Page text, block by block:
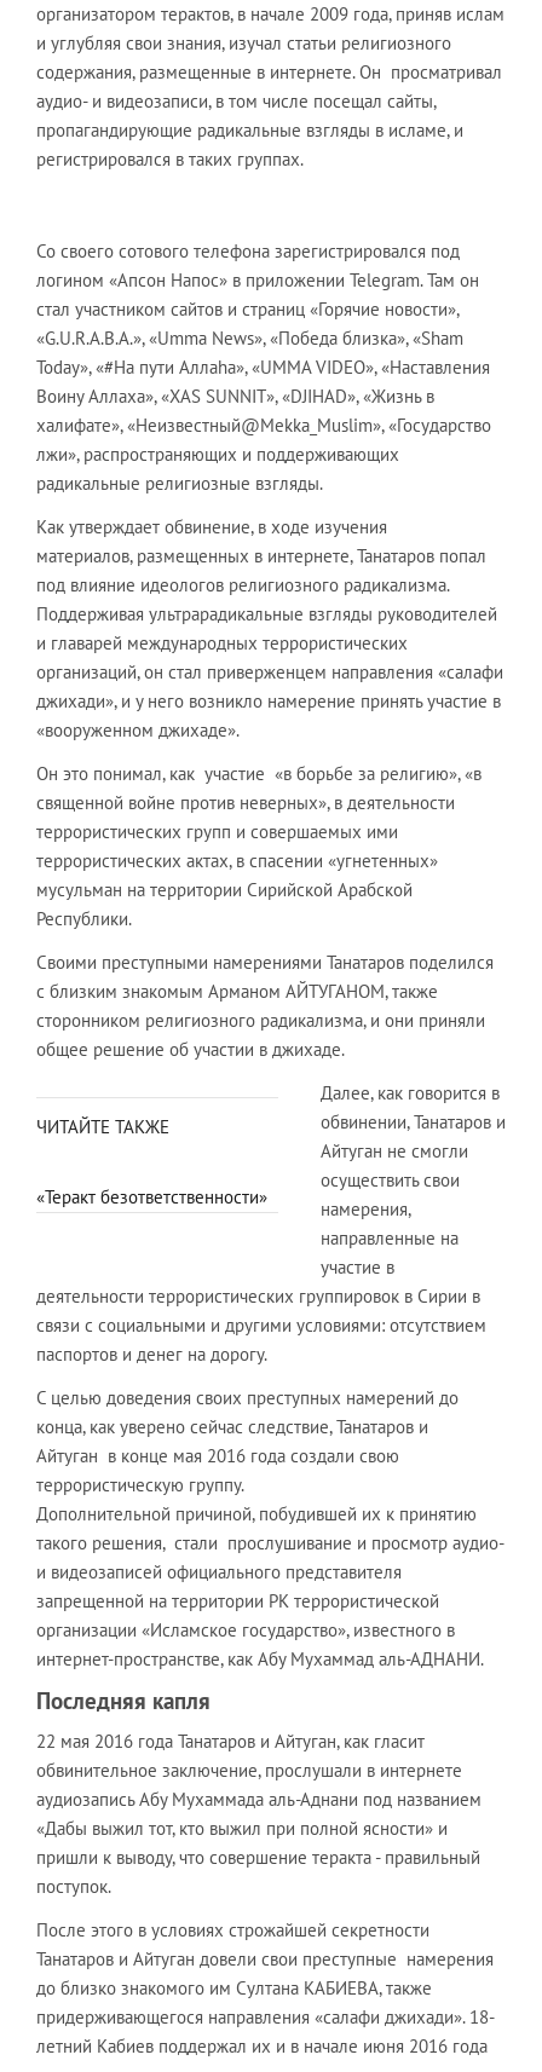
организатором терактов, в начале 2009 года, приняв ислам
и углубляя свои знания, изучал статьи религиозного
содержания, размещенные в интернете. Он просматривал
аудио- и видеозаписи, в том числе посещал сайты,
пропагандирующие радикальные взгляды в исламе, и
регистрировался в таких группах.
Со своего сотового телефона зарегистрировался под
логином «Апсон Напос» в приложении Telegram. Там он
стал участником сайтов и страниц «Горячие новости»,
«G.U.R.A.B.A.», «Umma News», «Победа близка», «Sham
Today», «#На пути Аллаhа», «UMMA VIDEO», «Наставления
Воину Аллаха», «XAS SUNNIT», «DJIHAD», «Жизнь в
халифате», «Неизвестный@Mekka_Muslim», «Государство
лжи», распространяющих и поддерживающих
радикальные религиозные взгляды.
Как утверждает обвинение, в ходе изучения
материалов, размещенных в интернете, Танатаров попал
под влияние идеологов религиозного радикализма.
Поддерживая ультрарадикальные взгляды руководителей
и главарей международных террористических
организаций, он стал приверженцем направления «салафи
джихади», и у него возникло намерение принять участие в
«вооруженном джихаде».
Он это понимал, как участие «в борьбе за религию», «в
священной войне против неверных», в деятельности
террористических групп и совершаемых ими
террористических актах, в спасении «угнетенных»
мусульман на территории Сирийской Арабской
Республики.
Своими преступными намерениями Танатаров поделился
с близким знакомым Арманом АЙТУГАНОМ, также
сторонником религиозного радикализма, и они приняли
общее решение об участии в джихаде.
ЧИТАЙТЕ ТАКЖЕ
«Теракт безответственности»
Далее, как говорится в
обвинении, Танатаров и
Айтуган не смогли
осуществить свои
намерения,
направленные на
участие в
деятельности террористических группировок в Сирии в
связи с социальными и другими условиями: отсутствием
паспортов и денег на дорогу.
С целью доведения своих преступных намерений до
конца, как уверено сейчас следствие, Танатаров и
Айтуган в конце мая 2016 года создали свою
террористическую группу.
Дополнительной причиной, побудившей их к принятию
такого решения, стали прослушивание и просмотр аудио-
и видеозаписей официального представителя
запрещенной на территории РК террористической
организации «Исламское государство», известного в
интернет-пространстве, как Абу Мухаммад аль-АДНАНИ.
Последняя капля
22 мая 2016 года Танатаров и Айтуган, как гласит
обвинительное заключение, прослушали в интернете
аудиозапись Абу Мухаммада аль-Аднани под названием
«Дабы выжил тот, кто выжил при полной ясности» и
пришли к выводу, что совершение теракта - правильный
поступок.
После этого в условиях строжайшей секретности
Танатаров и Айтуган довели свои преступные намерения
до близко знакомого им Султана КАБИЕВА, также
придерживающегося направления «салафи джихади». 18-
летний Кабиев поддержал их и в начале июня 2016 года